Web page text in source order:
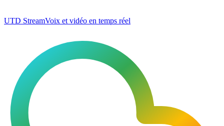
UTD StreamVoix et vidéo en temps réel